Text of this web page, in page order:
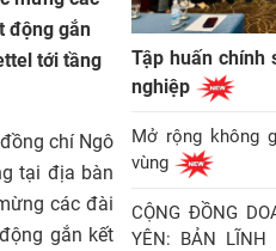
động gắn
tới tầng
chí Ngô
tại địa bàn
các đài
gắn kết
Tập huấn chính
nghiệp
Mở rộng không
vùng
CỘNG ĐỒNG
YÊN: BẢN LĨNH